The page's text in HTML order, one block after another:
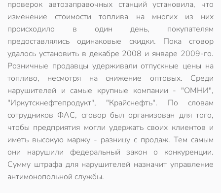
проверок автозаправочных станций установила, что
изменение стоимости топлива на многих из них
происходило в один день, покупателям
предоставлялись одинаковые скидки. Пока сговор
удалось установить в декабре 2008 и январе 2009-го.
Розничные продавцы удерживали отпускные цены на
топливо, несмотря на снижение оптовых. Среди
нарушителей и самые крупные компании - "ОМНИ",
"Иркутскнефтепродукт", "Крайснефть". По словам
сотрудников ФАС, сговор был организован для того,
чтобы предприятия могли удержать своих клиентов и
иметь высокую маржу - разницу с продаж. Тем самым
они нарушили федеральный закон о конкуренции.
Сумму штрафа для нарушителей назначит управление
антимонопольной службы.